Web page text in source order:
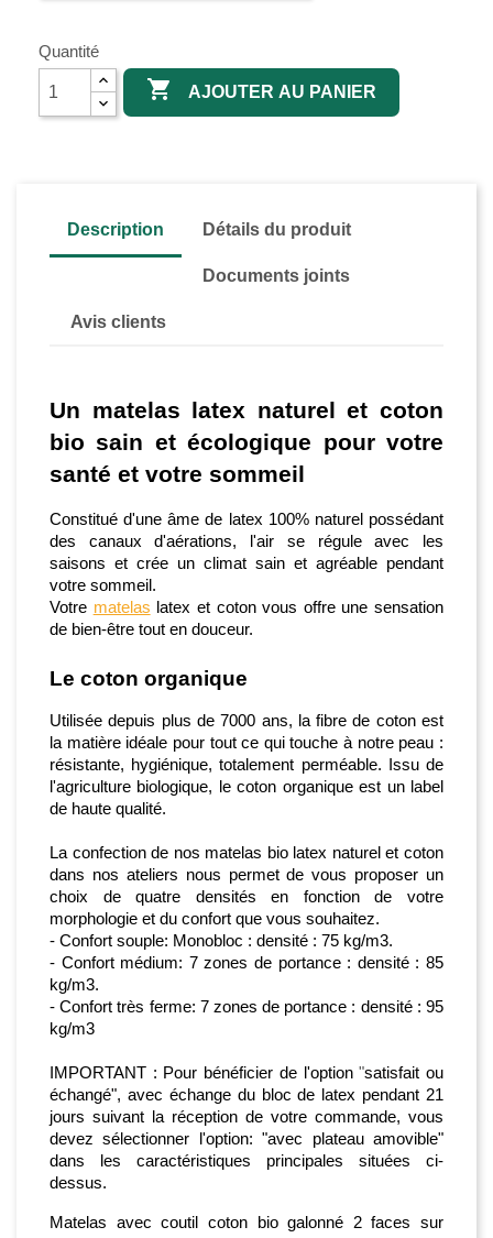
Quantité
 AJOUTER AU PANIER
Description Détails du produit
Documents joints
Avis clients
Un matelas latex naturel et coton
bio sain et écologique pour votre
santé et votre sommeil
Constitué d'une âme de latex 100% naturel possédant
des canaux d'aérations, l'air se régule avec les
saisons et crée un climat sain et agréable pendant
votre sommeil.
Votre matelas latex et coton vous offre une sensation
de bien-être tout en douceur.
Le coton organique
Utilisée depuis plus de 7000 ans, la fibre de coton est
la matière idéale pour tout ce qui touche à notre peau :
résistante, hygiénique, totalement perméable. Issu de
l'agriculture biologique, le coton organique est un label
de haute qualité.
La confection de nos matelas bio latex naturel et coton
dans nos ateliers nous permet de vous proposer un
choix de quatre densités en fonction de votre
morphologie et du confort que vous souhaitez.
- Confort souple: Monobloc : densité : 75 kg/m3.
- Confort médium: 7 zones de portance : densité : 85
kg/m3.
- Confort très ferme: 7 zones de portance : densité : 95
kg/m3
IMPORTANT : Pour bénéficier de l'option "satisfait ou
échangé", avec échange du bloc de latex pendant 21
jours suivant la réception de votre commande, vous
devez sélectionner l'option: "avec plateau amovible"
dans les caractéristiques principales situées ci-
dessus.
Matelas avec coutil coton bio galonné 2 faces sur